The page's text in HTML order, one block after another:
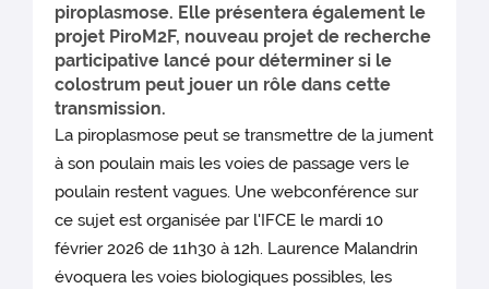
piroplasmose. Elle présentera également le
projet PiroM2F, nouveau projet de recherche
participative lancé pour déterminer si le
colostrum peut jouer un rôle dans cette
transmission.
La piroplasmose peut se transmettre de la jument
à son poulain mais les voies de passage vers le
poulain restent vagues. Une webconférence sur
ce sujet est organisée par l'IFCE le mardi 10
février 2026 de 11h30 à 12h. Laurence Malandrin
évoquera les voies biologiques possibles, les